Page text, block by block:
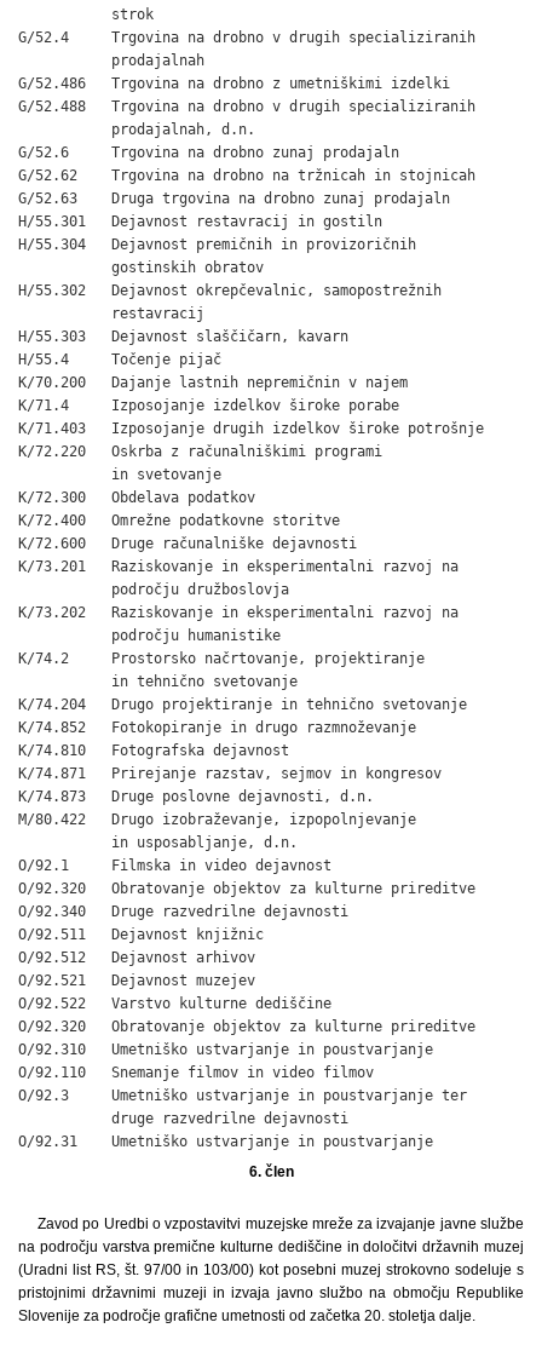
           strok
G/52.4     Trgovina na drobno v drugih specializiranih
           prodajalnah
G/52.486   Trgovina na drobno z umetniškimi izdelki
G/52.488   Trgovina na drobno v drugih specializiranih
           prodajalnah, d.n.
G/52.6     Trgovina na drobno zunaj prodajaln
G/52.62    Trgovina na drobno na tržnicah in stojnicah
G/52.63    Druga trgovina na drobno zunaj prodajaln
H/55.301   Dejavnost restavracij in gostiln
H/55.304   Dejavnost premičnih in provizoričnih
           gostinskih obratov
H/55.302   Dejavnost okrepčevalnic, samopostrežnih
           restavracij
H/55.303   Dejavnost slaščičarn, kavarn
H/55.4     Točenje pijač
K/70.200   Dajanje lastnih nepremičnin v najem
K/71.4     Izposojanje izdelkov široke porabe
K/71.403   Izposojanje drugih izdelkov široke potrošnje
K/72.220   Oskrba z računalniškimi programi
           in svetovanje
K/72.300   Obdelava podatkov
K/72.400   Omrežne podatkovne storitve
K/72.600   Druge računalniške dejavnosti
K/73.201   Raziskovanje in eksperimentalni razvoj na
           področju družboslovja
K/73.202   Raziskovanje in eksperimentalni razvoj na
           področju humanistike
K/74.2     Prostorsko načrtovanje, projektiranje
           in tehnično svetovanje
K/74.204   Drugo projektiranje in tehnično svetovanje
K/74.852   Fotokopiranje in drugo razmnoževanje
K/74.810   Fotografska dejavnost
K/74.871   Prirejanje razstav, sejmov in kongresov
K/74.873   Druge poslovne dejavnosti, d.n.
M/80.422   Drugo izobraževanje, izpopolnjevanje
           in usposabljanje, d.n.
O/92.1     Filmska in video dejavnost
O/92.320   Obratovanje objektov za kulturne prireditve
O/92.340   Druge razvedrilne dejavnosti
O/92.511   Dejavnost knjižnic
O/92.512   Dejavnost arhivov
O/92.521   Dejavnost muzejev
O/92.522   Varstvo kulturne dediščine
O/92.320   Obratovanje objektov za kulturne prireditve
O/92.310   Umetniško ustvarjanje in poustvarjanje
O/92.110   Snemanje filmov in video filmov
O/92.3     Umetniško ustvarjanje in poustvarjanje ter
           druge razvedrilne dejavnosti
O/92.31    Umetniško ustvarjanje in poustvarjanje
6. člen
Zavod po Uredbi o vzpostavitvi muzejske mreže za izvajanje javne službe
na področju varstva premične kulturne dediščine in določitvi državnih muzej
(Uradni list RS, št. 97/00 in 103/00) kot posebni muzej strokovno sodeluje s
pristojnimi državnimi muzeji in izvaja javno službo na območju Republike
Slovenije za področje grafične umetnosti od začetka 20. stoletja dalje.